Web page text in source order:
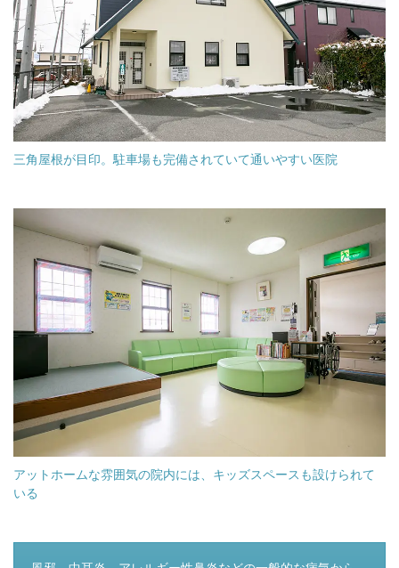
三角屋根が目印。駐車場も完備されていて通いやすい医院
アットホームな雰囲気の院内には、キッズスペースも設けられて
いる